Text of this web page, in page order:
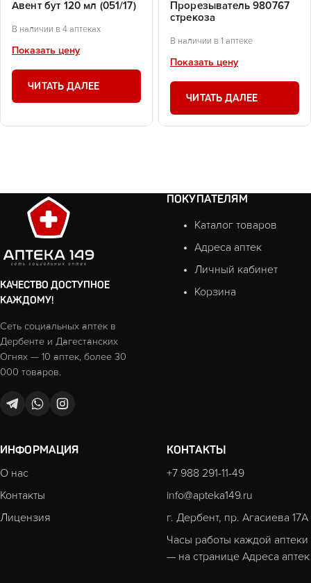
Авент бут 120 мл (051/17)
В наличии в 4 аптеках
Показать цену
ЧИТАТЬ ДАЛЕЕ
Прорезыватель 980767
стрекоза
В наличии в 1 аптеке
Показать цену
ЧИТАТЬ ДАЛЕЕ
КАЧЕСТВО ДОСТУПНОЕ
КАЖДОМУ!
Сеть социальных аптек в
Дербенте и Дагестанских
Огнях — 10 аптек, более 30
000 товаров.
ПОКУПАТЕЛЯМ
Каталог товаров
Адреса аптек
Личный кабинет
Корзина
ИНФОРМАЦИЯ
О нас
Контакты
Лицензия
КОНТАКТЫ
+7 988 291-11-49
info@apteka149.ru
г. Дербент, пр. Агасиева 17А
Часы работы каждой аптеки
— на странице Адреса аптек